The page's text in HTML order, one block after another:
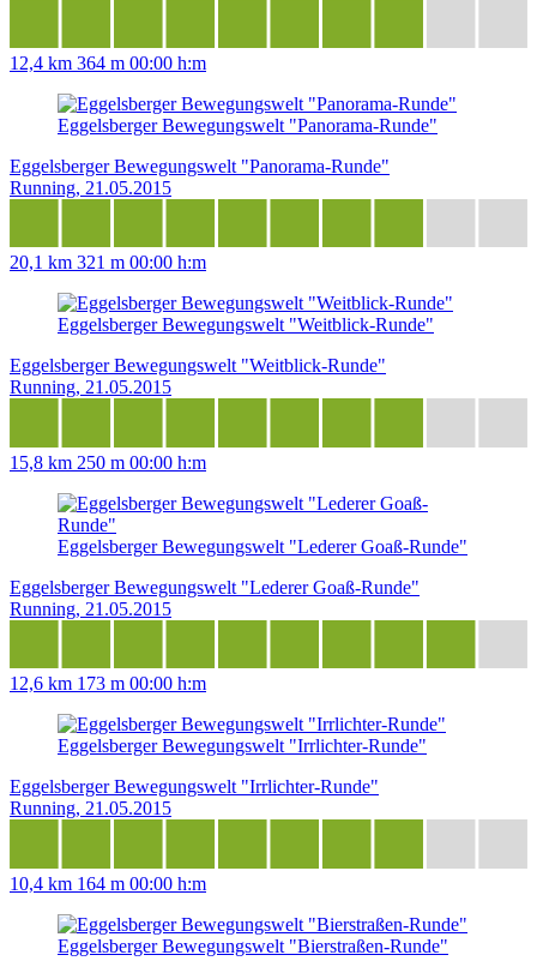
12,4 km 364 m 00:00 h:m
Eggelsberger Bewegungswelt "Panorama-Runde"
Eggelsberger Bewegungswelt "Panorama-Runde"
Running, 21.05.2015
20,1 km 321 m 00:00 h:m
Eggelsberger Bewegungswelt "Weitblick-Runde"
Eggelsberger Bewegungswelt "Weitblick-Runde"
Running, 21.05.2015
15,8 km 250 m 00:00 h:m
Eggelsberger Bewegungswelt "Lederer Goaß-Runde"
Eggelsberger Bewegungswelt "Lederer Goaß-Runde"
Running, 21.05.2015
12,6 km 173 m 00:00 h:m
Eggelsberger Bewegungswelt "Irrlichter-Runde"
Eggelsberger Bewegungswelt "Irrlichter-Runde"
Running, 21.05.2015
10,4 km 164 m 00:00 h:m
Eggelsberger Bewegungswelt "Bierstraßen-Runde"